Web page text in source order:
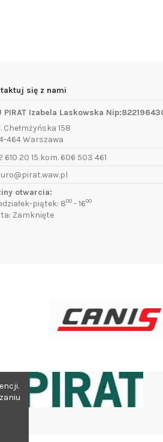
się z nami
PIRAT Izabela Laskowska
Chełmżyńska 158
464 Warszawa
610 20 15 kom. 606 503 461
otwarcia:
piątek: 800 - 1600
Zamknięte